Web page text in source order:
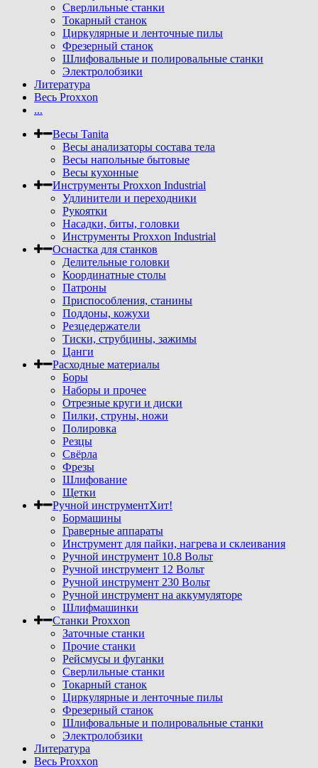
Сверлильные станки
Токарный станок
Циркулярные и ленточные пилы
Фрезерный станок
Шлифовальные и полировальные станки
Электролобзики
Литература
Весь Proxxon
...
Весы Tanita
Весы анализаторы состава тела
Весы напольные бытовые
Весы кухонные
Инструменты Proxxon Industrial
Удлинители и переходники
Рукоятки
Насадки, биты, головки
Инструменты Proxxon Industrial
Оснастка для станков
Делительные головки
Координатные столы
Патроны
Приспособления, станины
Поддоны, кожухи
Резцедержатели
Тиски, струбцины, зажимы
Цанги
Расходные материалы
Боры
Наборы и прочее
Отрезные круги и диски
Пилки, струны, ножи
Полировка
Резцы
Свёрла
Фрезы
Шлифование
Щетки
Ручной инструментХит!
Бормашины
Граверные аппараты
Инструмент для пайки, нагрева и склеивания
Ручной инструмент 10.8 Вольт
Ручной инструмент 12 Вольт
Ручной инструмент 230 Вольт
Ручной инструмент на аккумуляторе
Шлифмашинки
Станки Proxxon
Заточные станки
Прочие станки
Рейсмусы и фуганки
Сверлильные станки
Токарный станок
Циркулярные и ленточные пилы
Фрезерный станок
Шлифовальные и полировальные станки
Электролобзики
Литература
Весь Proxxon